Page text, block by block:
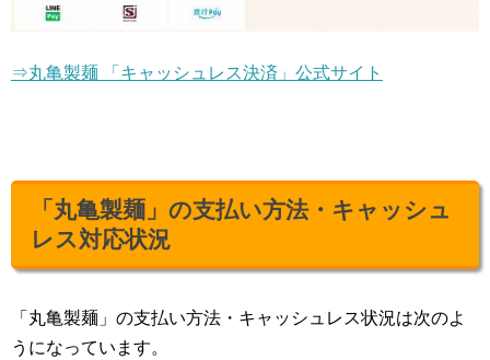
⇒丸亀製麺 「キャッシュレス決済」公式サイト
「丸亀製麺」の支払い方法・キャッシュ
レス対応状況
「丸亀製麺」の支払い方法・キャッシュレス状況は次のよ
うになっています。